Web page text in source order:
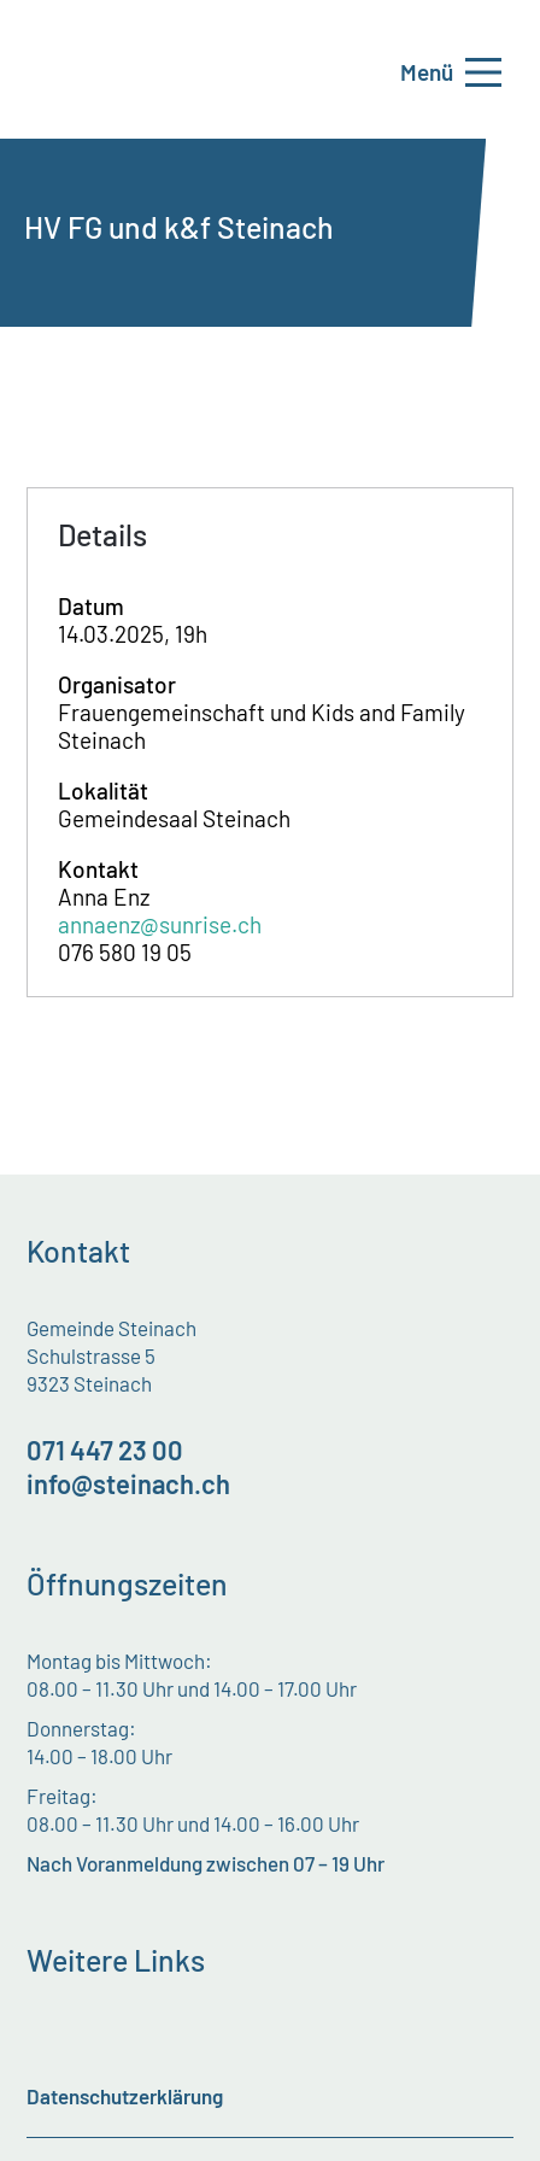
Menü
HV FG und k&f Steinach
Details
Datum
14.03.2025, 19h
Organisator
Frauengemeinschaft und Kids and Family
Steinach
Lokalität
Gemeindesaal Steinach
Kontakt
Anna Enz
annaenz@sunrise.ch
076 580 19 05
Kontakt
Gemeinde Steinach
Schulstrasse 5
9323 Steinach
071 447 23 00
info@steinach.ch
Öffnungszeiten
Montag bis Mittwoch:
08.00 – 11.30 Uhr und 14.00 – 17.00 Uhr
Donnerstag:
14.00 – 18.00 Uhr
Freitag:
08.00 – 11.30 Uhr und 14.00 – 16.00 Uhr
Nach Voranmeldung zwischen 07 – 19 Uhr
Weitere Links
Datenschutzerklärung